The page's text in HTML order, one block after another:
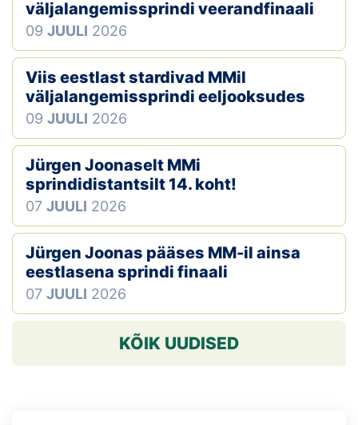
väljalangemissprindi veerandfinaali
09 JUULI 2026
Viis eestlast stardivad MMil
väljalangemissprindi eeljooksudes
09 JUULI 2026
Jürgen Joonaselt MMi
sprindidistantsilt 14. koht!
07 JUULI 2026
Jürgen Joonas pääses MM-il ainsa
eestlasena sprindi finaali
07 JUULI 2026
KÕIK UUDISED